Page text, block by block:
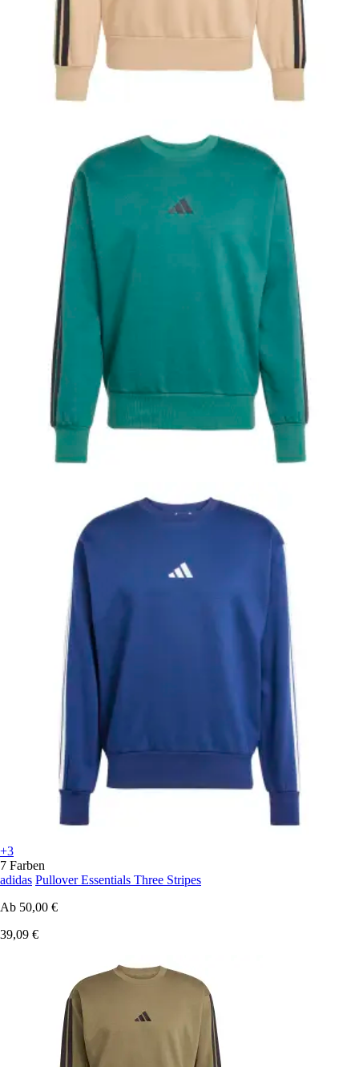
+3
7 Farben
adidas Pullover Essentials Three Stripes
Ab 50,00 €
39,09 €